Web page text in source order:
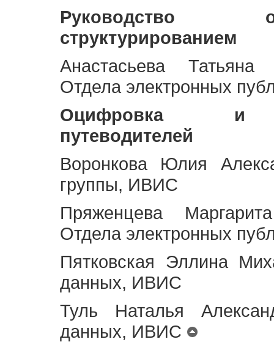
Руководство
структурированием
Анастасьева Татьяна
Отдела электронных
Оцифровка и
путеводителей
Воронкова Юлия
группы, ИВИС
Пряженцева
Отдела электронных
Пятковская Эллина
данных, ИВИС
Туль Наталья
данных, ИВИС